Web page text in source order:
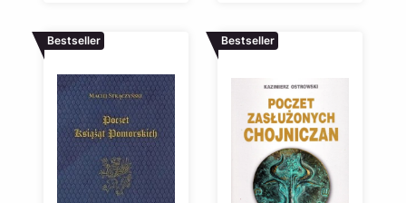
Bestseller Bestseller